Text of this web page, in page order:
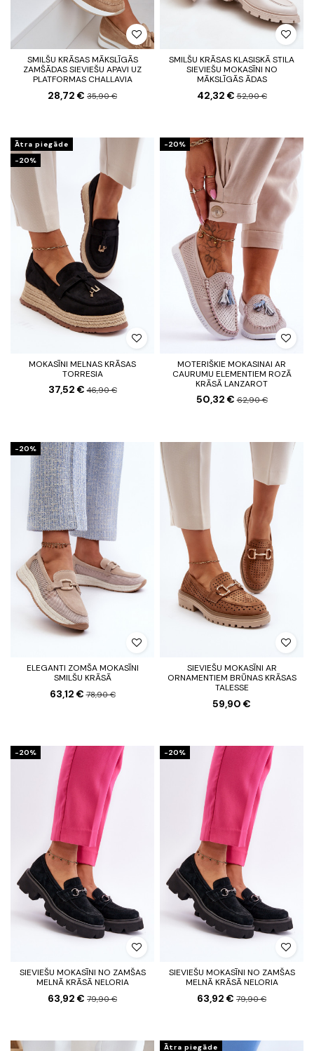
SMILŠU KRĀSAS MĀKSLĪGĀS
ZAMŠĀDAS SIEVIEŠU APAVI UZ
PLATFORMAS CHALLAVIA
28,72 € 35,90 €
SMILŠU KRĀSAS KLASISKĀ STILA
SIEVIEŠU MOKASĪNI NO
MĀKSLĪGĀS ĀDAS
42,32 €52,90 €
Ātra piegāde
-20%
MOKASĪNI MELNAS KRĀSAS
TORRESIA
37,52 €46,90 €
-20%
MOTERIŠKIE MOKASINAI AR
CAURUMU ELEMENTIEM ROZĀ
KRĀSĀ LANZAROT
50,32 €62,90 €
-20%
ELEGANTI ZOMŠA MOKASĪNI
SMILŠU KRĀSĀ
63,12 €78,90 €
SIEVIEŠU MOKASĪNI AR
ORNAMENTIEM BRŪNAS KRĀSAS
TALESSE
59,90 €
-20%
SIEVIEŠU MOKASĪNI NO ZAMŠAS
MELNĀ KRĀSĀ NELORIA
63,92 € 79,90 €
-20%
SIEVIEŠU MOKASĪNI NO ZAMŠAS
MELNĀ KRĀSĀ NELORIA
63,92 € 79,90 €
Ātra piegāde